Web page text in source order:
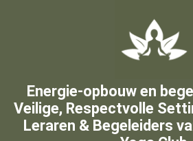
Energie-opbouw en
Veilige, Respectvolle
Leraren & Begeleiders